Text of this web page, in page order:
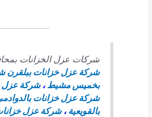
شركات عزل الخزانات
شركة عزل خزانات ببلقرن
بخميس مشيط،شركة عزل
شركة عزل خزانات
بالقويعية،شركة عزل